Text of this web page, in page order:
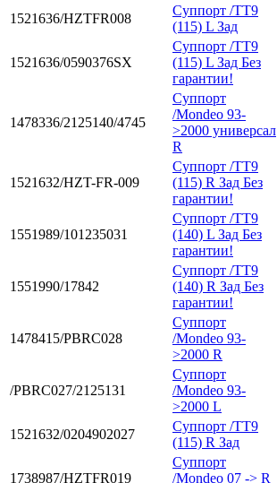
1521636/HZTFR008
Суппорт /TT9
(115) L Зад
1521636/0590376SX
Суппорт /TT9
(115) L Зад Без
гарантии!
1478336/2125140/4745
Суппорт
/Mondeo 93-
>2000 универсал
R
1521632/HZT-FR-009
Суппорт /TT9
(115) R Зад Без
гарантии!
1551989/101235031
Суппорт /TT9
(140) L Зад Без
гарантии!
1551990/17842
Суппорт /TT9
(140) R Зад Без
гарантии!
1478415/PBRC028
Суппорт
/Mondeo 93-
>2000 R
/PBRC027/2125131
Суппорт
/Mondeo 93-
>2000 L
1521632/0204902027
Суппорт /TT9
(115) R Зад
1738987/HZTFR019
Суппорт
/Mondeo 07 -> R